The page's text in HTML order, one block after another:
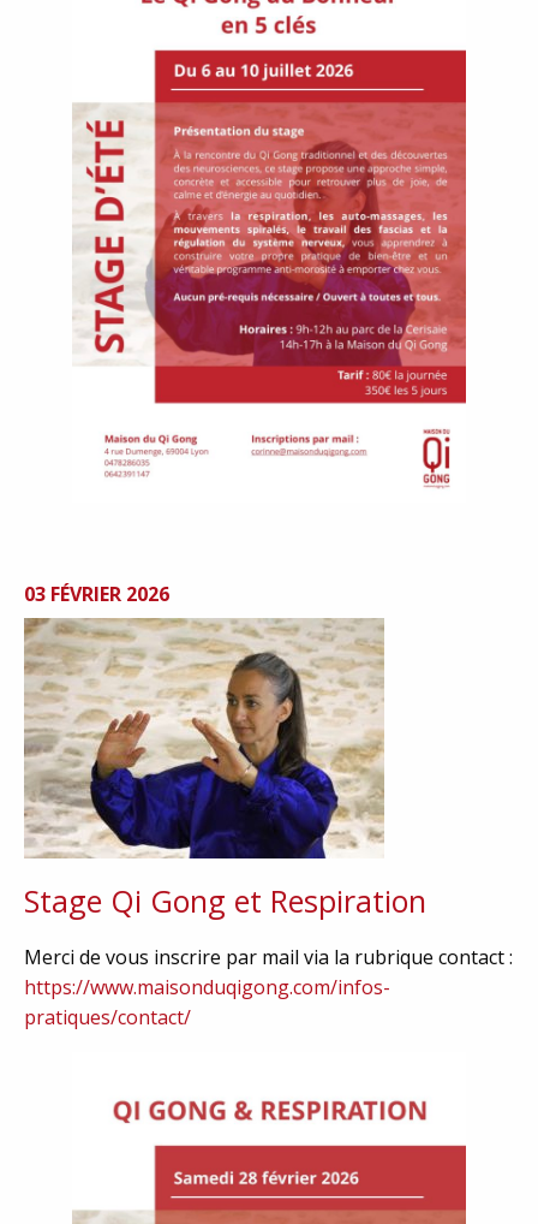
03 FÉVRIER 2026
Stage Qi Gong et Respiration
Merci de vous inscrire par mail via la rubrique contact :
https://www.maisonduqigong.com/infos-
pratiques/contact/